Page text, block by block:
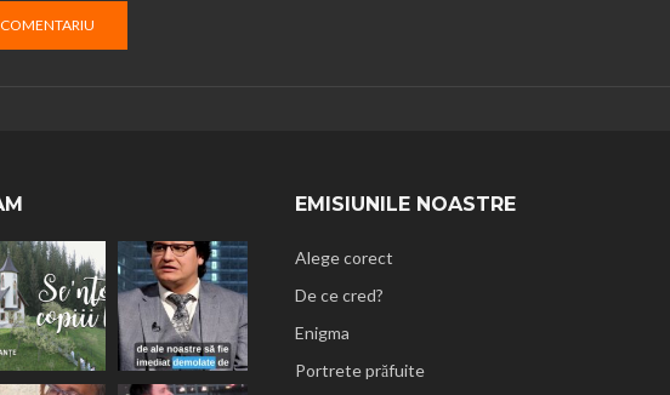
EMISIUNILE NOASTRE
Alege corect
De ce cred?
Enigma
Portrete prăfuite